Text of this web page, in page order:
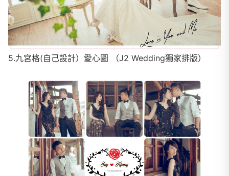
5.九宮格(自己設計）愛心圖 （J2 Wedding獨家排版）